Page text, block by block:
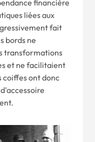
financière
liées aux
fait
bords ne
transformations
et ne facilitaient
coiffes ont donc